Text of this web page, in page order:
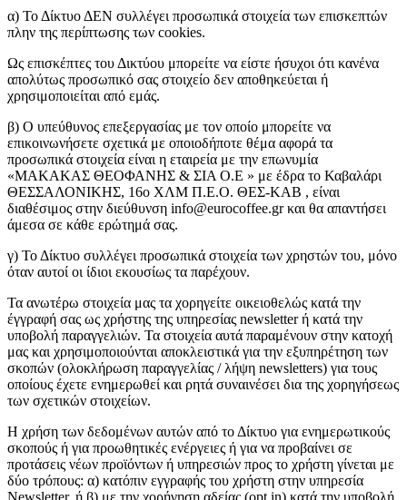
α) Το Δίκτυο ΔΕΝ συλλέγει προσωπικά στοιχεία των επισκεπτών
πλην της περίπτωσης των cookies.
Ως επισκέπτες του Δικτύου μπορείτε να είστε ήσυχοι ότι κανένα
απολύτως προσωπικό σας στοιχείο δεν αποθηκεύεται ή
χρησιμοποιείται από εμάς.
β) Ο υπεύθυνος επεξεργασίας με τον οποίο μπορείτε να
επικοινωνήσετε σχετικά με οποιοδήποτε θέμα αφορά τα
προσωπικά στοιχεία είναι η εταιρεία με την επωνυμία
«ΜΑΚΑΚΑΣ ΘΕΟΦΑΝΗΣ & ΣΙΑ Ο.Ε » με έδρα τo Καβαλάρι
ΘΕΣΣΑΛΟΝΙΚΗΣ, 16ο ΧΛΜ Π.Ε.Ο. ΘΕΣ-ΚΑΒ , είναι
διαθέσιμος στην διεύθυνση info@eurocoffee.gr και θα απαντήσει
άμεσα σε κάθε ερώτημά σας.
γ) Το Δίκτυο συλλέγει προσωπικά στοιχεία των χρηστών του, μόνο
όταν αυτοί οι ίδιοι εκουσίως τα παρέχουν.
Τα ανωτέρω στοιχεία μας τα χορηγείτε οικειοθελώς κατά την
έγγραφή σας ως χρήστης της υπηρεσίας newsletter ή κατά την
υποβολή παραγγελιών. Τα στοιχεία αυτά παραμένουν στην κατοχή
μας και χρησιμοποιούνται αποκλειστικά για την εξυπηρέτηση των
σκοπών (ολοκλήρωση παραγγελίας / λήψη newsletters) για τους
οποίους έχετε ενημερωθεί και ρητά συναινέσει δια της χορηγήσεως
των σχετικών στοιχείων.
Η χρήση των δεδομένων αυτών από το Δίκτυο για ενημερωτικούς
σκοπούς ή για προωθητικές ενέργειες ή για να προβαίνει σε
προτάσεις νέων προϊόντων ή υπηρεσιών προς το χρήστη γίνεται με
δύο τρόπους: α) κατόπιν εγγραφής του χρήστη στην υπηρεσία
Newsletter, ή β) με την χορήγηση αδείας (opt in) κατά την υποβολή